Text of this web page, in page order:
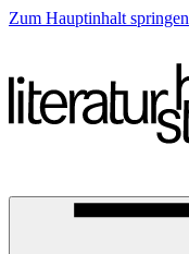
Zum Hauptinhalt springen